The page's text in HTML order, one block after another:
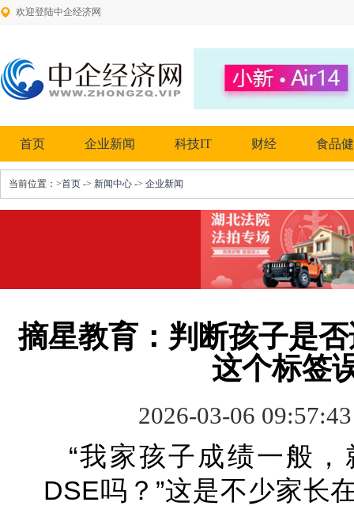
欢迎登陆中企经济网
首页 企业新闻 科技IT 财经 食品
当前位置： >首页 -> 新闻中心 -> 企业新闻
摘星教育：判断孩子是
这个标签
2026-03-06
“我家孩子成绩一般
DSE吗？”这是不少家长